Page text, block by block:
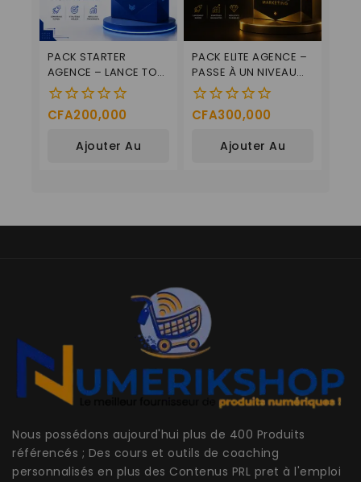
PACK STARTER
AGENCE – LANCE TON
BUSINESS DIGITAL
0
CFA200,000
Ajouter Au
PACK ELITE AGENCE –
PASSE À UN NIVEAU
PROFESSIONNEL
0
CFA300,000
Ajouter Au
Nous possédons aujourd'hui plus de 400 Produits
référencés ; Des cours et outils de coaching
personnalisés en plus des Contenus PRL pret à l'emploi